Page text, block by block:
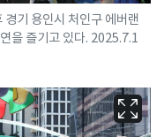
기 용인시 처인구 에버랜
을 즐기고 있다. 2025.7.1